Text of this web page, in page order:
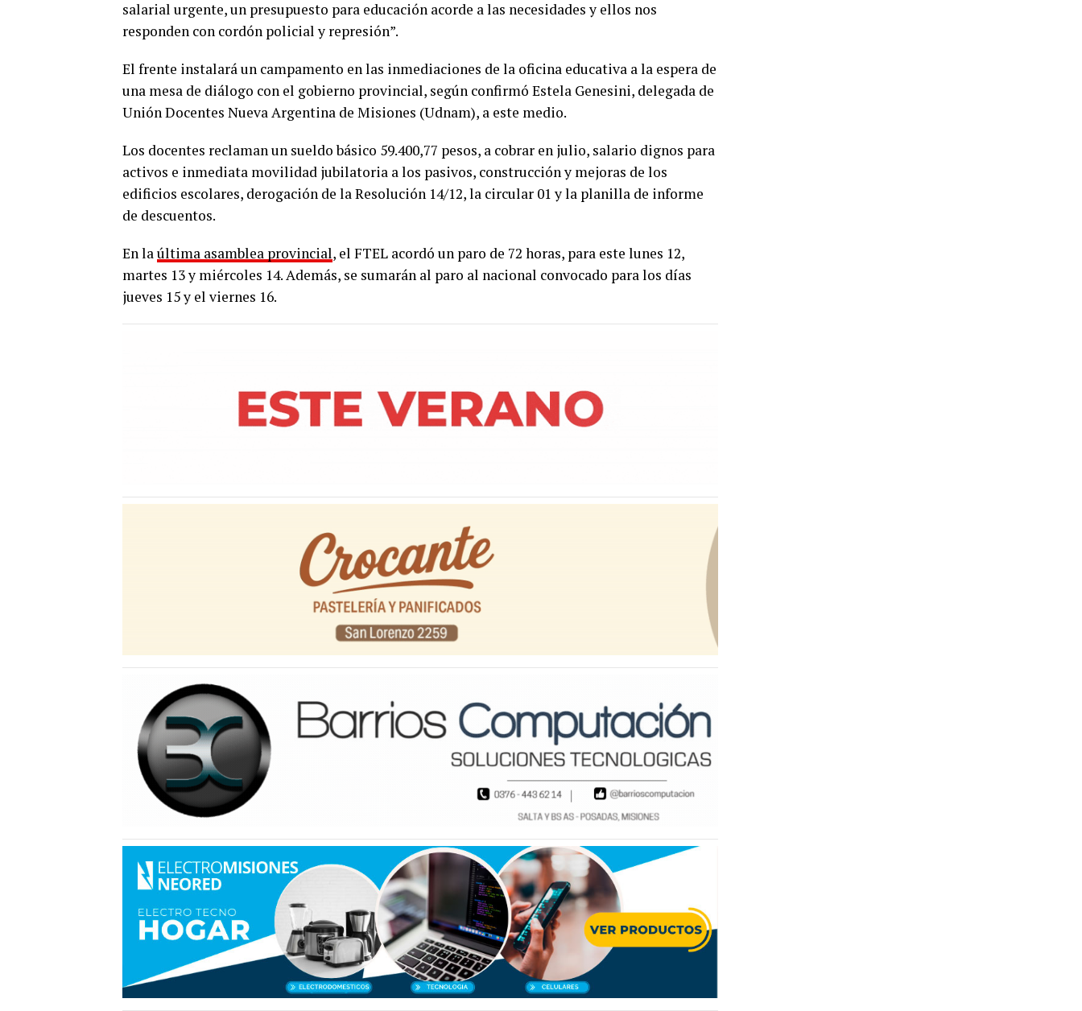
salarial urgente, un presupuesto para educación acorde a las necesidades y ellos nos
responden con cordón policial y represión”.
El frente instalará un campamento en las inmediaciones de la oficina educativa a la espera de
una mesa de diálogo con el gobierno provincial, según confirmó Estela Genesini, delegada de
Unión Docentes Nueva Argentina de Misiones (Udnam), a este medio.
Los docentes reclaman un sueldo básico 59.400,77 pesos, a cobrar en julio, salario dignos para
activos e inmediata movilidad jubilatoria a los pasivos, construcción y mejoras de los
edificios escolares, derogación de la Resolución 14/12, la circular 01 y la planilla de informe
de descuentos.
En laúltima asamblea provincial, el FTEL acordó un paro de 72 horas, para este lunes 12,
martes 13 y miércoles 14. Además, se sumarán al paro al nacional convocado para los días
jueves 15 y el viernes 16.